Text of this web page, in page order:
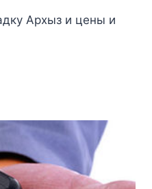
Архыз и цены и